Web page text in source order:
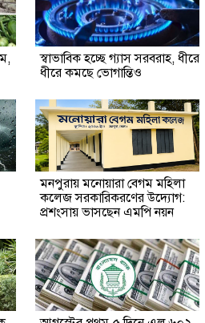
স্বাভাবিক হচ্ছে গ্যাস সরবরাহ, ধীরে
ধীরে কমছে ভোগান্তিও
মনপুরায় মনোয়ারা বেগম মহিলা
কলেজ সরকারিকরণের উদ্যোগ:
প্রশংসায় ভাসছেন এমপি নয়ন